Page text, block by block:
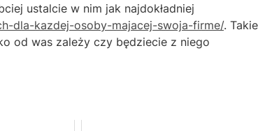
ustalcie w nim jak najdokładniej
dla-kazdej-osoby-majacej-swoja-firme/. Takie
od was zależy czy będziecie z niego